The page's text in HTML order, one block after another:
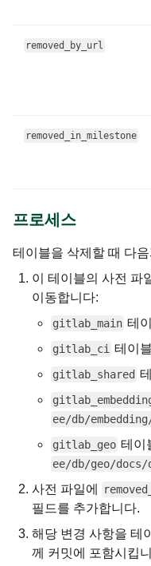
removed_by_url
removed_in_milestone
프로세스
테이블을 삭제할 때 다
이 테이블의 사전 파
이동합니다:
gitlab_main 테
gitlab_ci 테이
gitlab_shared
ee/db/
gitlab_geo 테이
ee/db/geo/
사전 파일에
필드를 추가합니다.
해당 변경 사항을 테
께 커밋에 포함시킵